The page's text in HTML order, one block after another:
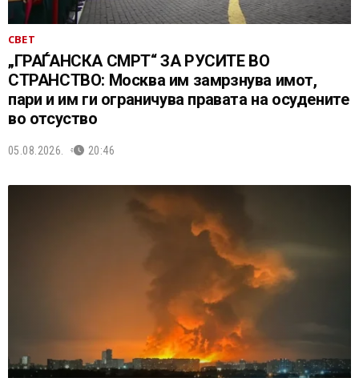
СВЕТ
„ГРАЃАНСКА СМРТ“ ЗА РУСИТЕ ВО
СТРАНСТВО: Москва им замрзнува имот,
пари и им ги ограничува правата на осудените
во отсуство
05.08.2026. 20:46